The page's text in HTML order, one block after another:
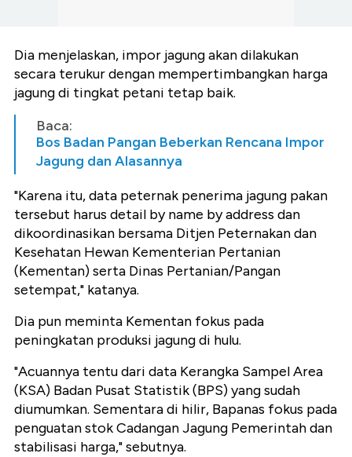
Dia menjelaskan, impor jagung akan dilakukan
secara terukur dengan mempertimbangkan harga
jagung di tingkat petani tetap baik.
Baca:
Bos Badan Pangan Beberkan Rencana Impor
Jagung dan Alasannya
"Karena itu, data peternak penerima jagung pakan
tersebut harus detail by name by address dan
dikoordinasikan bersama Ditjen Peternakan dan
Kesehatan Hewan Kementerian Pertanian
(Kementan) serta Dinas Pertanian/Pangan
setempat," katanya.
Dia pun meminta Kementan fokus pada
peningkatan produksi jagung di hulu.
"Acuannya tentu dari data Kerangka Sampel Area
(KSA) Badan Pusat Statistik (BPS) yang sudah
diumumkan. Sementara di hilir, Bapanas fokus pada
penguatan stok Cadangan Jagung Pemerintah dan
stabilisasi harga," sebutnya.